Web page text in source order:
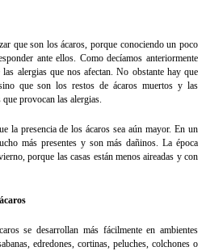
que son los ácaros, porque conociendo un poco
ante ellos. Como decíamos anteriormente
alergias que nos afectan. No obstante hay que
que son los restos de ácaros muertos y las
provocan las alergias.
la presencia de los ácaros sea aún mayor. En un
más presentes y son más dañinos. La época
porque las casas están menos aireadas y con
se desarrollan más fácilmente en ambientes
edredones, cortinas, peluches, colchones o